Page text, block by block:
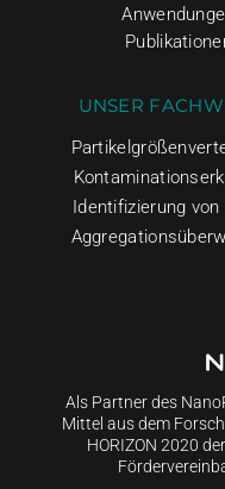
UNSER
Identifizierung
Als Partner des
Mittel aus dem
HORIZON 2020